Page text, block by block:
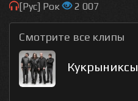
[Рус] Рок
2 007
Смотрите все клипы
Кукрыниксы